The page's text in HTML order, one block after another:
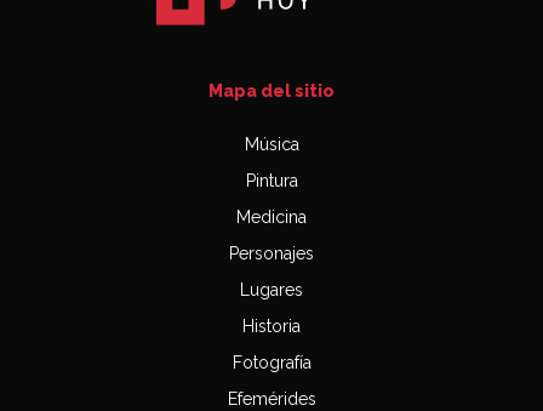
Mapa del sitio
Música
Pintura
Medicina
Personajes
Lugares
Historia
Fotografía
Efemérides